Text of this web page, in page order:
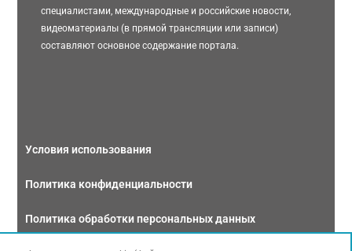
специалистами, международные и российские новости,
видеоматериалы (в прямой трансляции или записи)
составляют основное содержание портала.
Условия использования
Политика конфиденциальности
Политика обработки персональных данных